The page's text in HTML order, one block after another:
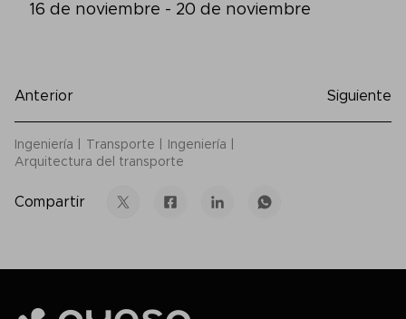
16 de noviembre - 20 de noviembre
Anterior Siguiente
Ingeniería Transporte
Ingeniería
Arquitectura del transporte
Compartir
Ayesa